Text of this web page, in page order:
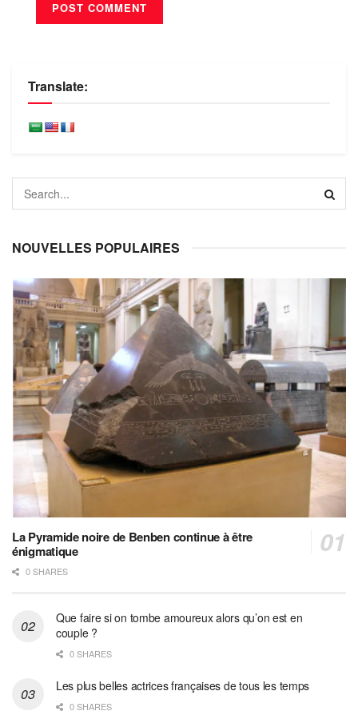
Translate:
NOUVELLES POPULAIRES
La Pyramide noire de Benben continue à être
énigmatique
0 SHARES
Que faire si on tombe amoureux alors qu’on est en
couple ?
0 SHARES
Les plus belles actrices françaises de tous les temps
0 SHARES